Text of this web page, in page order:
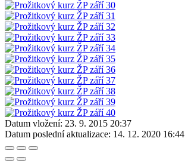
Datum vložení: 23. 9. 2015 20:37
Datum poslední aktualizace: 14. 12. 2020 16:44